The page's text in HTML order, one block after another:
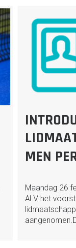
MEN
Maandag 26
ALV het